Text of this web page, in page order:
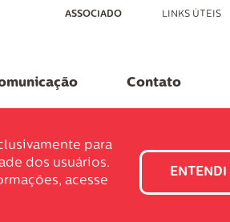
MenuASSOCIADO LINKS ÚTEIS
Contato
para
dos usuários.
acesse
ENTENDI